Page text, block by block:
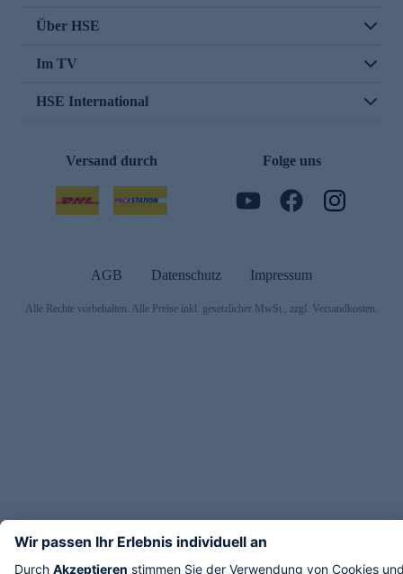
Über HSE
Im TV
HSE International
Versand durch Folge uns
AGB Datenschutz Impressum
Alle Rechte vorbehalten. Alle Preise inkl. gesetzlicher MwSt., zzgl. Versandkosten.